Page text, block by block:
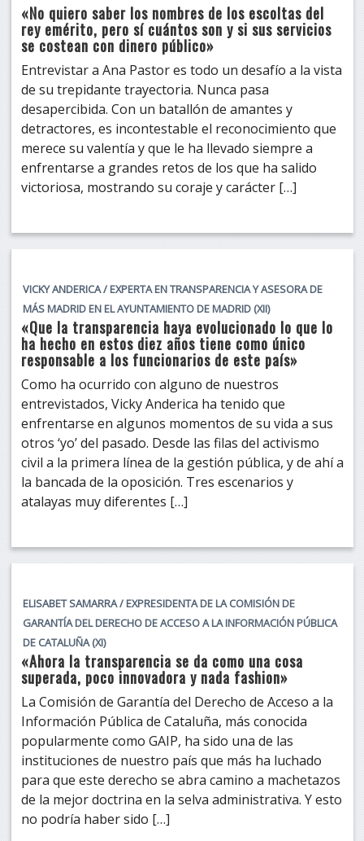
«No quiero saber los nombres de los escoltas del
rey emérito, pero sí cuántos son y si sus servicios
se costean con dinero público»
Entrevistar a Ana Pastor es todo un desafío a la vista
de su trepidante trayectoria. Nunca pasa
desapercibida. Con un batallón de amantes y
detractores, es incontestable el reconocimiento que
merece su valentía y que le ha llevado siempre a
enfrentarse a grandes retos de los que ha salido
victoriosa, mostrando su coraje y carácter […]
VICKY ANDERICA / EXPERTA EN TRANSPARENCIA Y ASESORA DE
MÁS MADRID EN EL AYUNTAMIENTO DE MADRID (XII)
«Que la transparencia haya evolucionado lo que lo
ha hecho en estos diez años tiene como único
responsable a los funcionarios de este país»
Como ha ocurrido con alguno de nuestros
entrevistados, Vicky Anderica ha tenido que
enfrentarse en algunos momentos de su vida a sus
otros ‘yo’ del pasado. Desde las filas del activismo
civil a la primera línea de la gestión pública, y de ahí a
la bancada de la oposición. Tres escenarios y
atalayas muy diferentes […]
ELISABET SAMARRA / EXPRESIDENTA DE LA COMISIÓN DE
GARANTÍA DEL DERECHO DE ACCESO A LA INFORMACIÓN PÚBLICA
DE CATALUÑA (XI)
«Ahora la transparencia se da como una cosa
superada, poco innovadora y nada fashion»
La Comisión de Garantía del Derecho de Acceso a la
Información Pública de Cataluña, más conocida
popularmente como GAIP, ha sido una de las
instituciones de nuestro país que más ha luchado
para que este derecho se abra camino a machetazos
de la mejor doctrina en la selva administrativa. Y esto
no podría haber sido […]